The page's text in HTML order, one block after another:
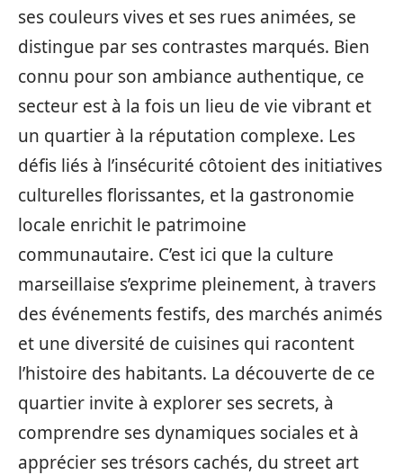
ses couleurs vives et ses rues animées, se
distingue par ses contrastes marqués. Bien
connu pour son ambiance authentique, ce
secteur est à la fois un lieu de vie vibrant et
un quartier à la réputation complexe. Les
défis liés à l’insécurité côtoient des initiatives
culturelles florissantes, et la gastronomie
locale enrichit le patrimoine
communautaire. C’est ici que la culture
marseillaise s’exprime pleinement, à travers
des événements festifs, des marchés animés
et une diversité de cuisines qui racontent
l’histoire des habitants. La découverte de ce
quartier invite à explorer ses secrets, à
comprendre ses dynamiques sociales et à
apprécier ses trésors cachés, du street art